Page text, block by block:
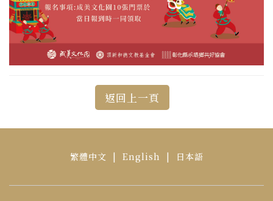
返回上一頁
繁體中文 | English | 日本語